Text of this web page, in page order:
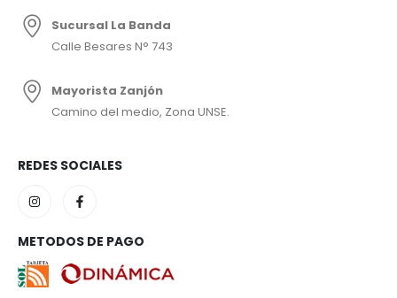
Sucursal La Banda
Calle Besares N° 743
Mayorista Zanjón
Camino del medio, Zona UNSE.
REDES SOCIALES
METODOS DE PAGO